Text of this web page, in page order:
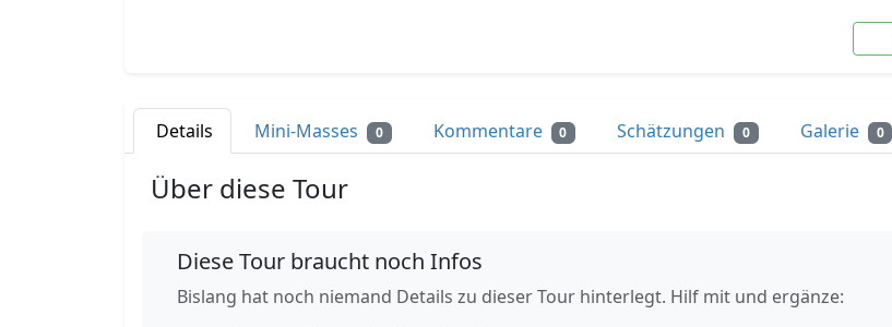
Details Mini-Masses 0 Kommentare 0 Schätzungen 0 Galerie 0
Über diese Tour
Diese Tour braucht noch Infos
Bislang hat noch niemand Details zu dieser Tour hinterlegt. Hilf mit und ergänze: